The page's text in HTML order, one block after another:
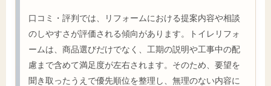
口コミ・評判では、リフォームにおける提案内容や相談
のしやすさが評価される傾向があります。トイレリフォ
ームは、商品選びだけでなく、工期の説明や工事中の配
慮まで含めて満足度が左右されます。そのため、要望を
聞き取ったうえで優先順位を整理し、無理のない内容に